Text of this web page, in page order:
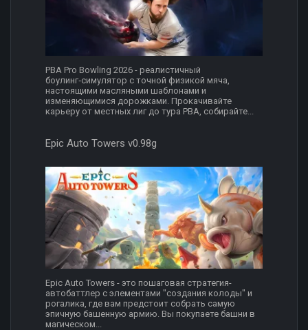
PBA Pro Bowling 2026 - реалистичный
боулинг‑симулятор с точной физикой мяча,
настоящими масляными шаблонами и
изменяющимися дорожками. Прокачивайте
карьеру от местных лиг до тура PBA, собирайте...
Epic Auto Towers v0.98g
Epic Auto Towers - это пошаговая стратегия-
автобаттлер с элементами "со­здания колоды" и
рогалика, где вам предстоит собрать самую
эпичную башенную армию. Вы покупаете башни в
магическом...